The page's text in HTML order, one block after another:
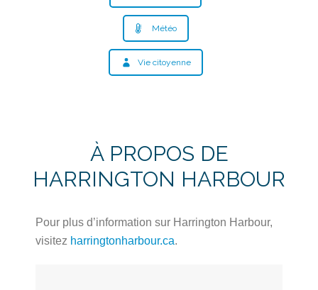
Météo
Vie citoyenne
À PROPOS DE
HARRINGTON HARBOUR
Pour plus d’information sur Harrington Harbour,
visitez harringtonharbour.ca.